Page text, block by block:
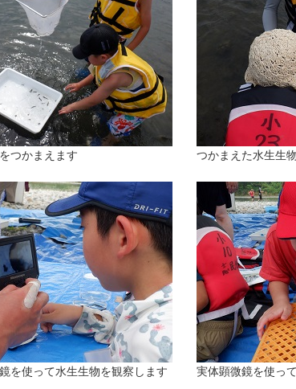
つかまえます つかまえた水生生
を使って水生生物を観察します 実体顕微鏡を使っ